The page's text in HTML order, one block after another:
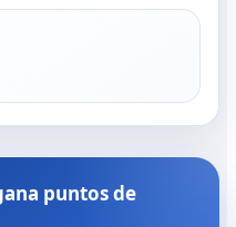
puntos de